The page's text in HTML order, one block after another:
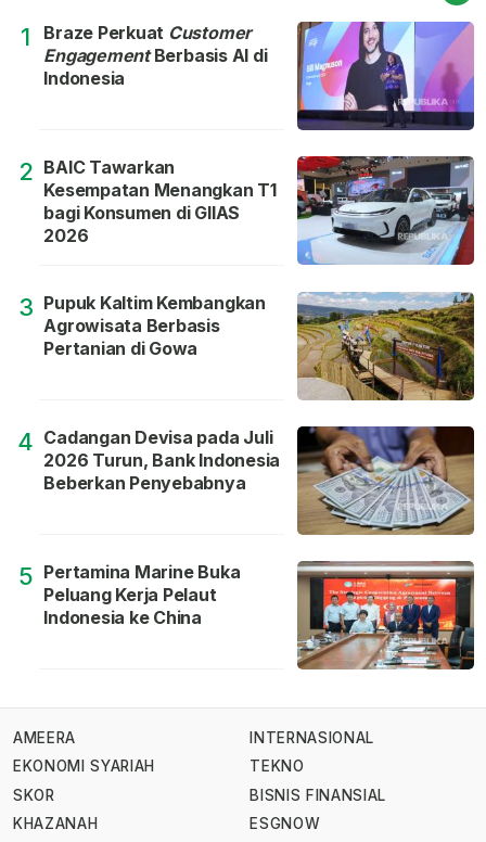
1 Braze Perkuat Customer
EngagementBerbasis AI di
Indonesia
2 BAIC Tawarkan
Kesempatan Menangkan T1
bagi Konsumen di GIIAS
2026
3 Pupuk Kaltim Kembangkan
Agrowisata Berbasis
Pertanian di Gowa
4 Cadangan Devisa pada Juli
2026 Turun, Bank Indonesia
Beberkan Penyebabnya
5 Pertamina Marine Buka
Peluang Kerja Pelaut
Indonesia ke China
AMEERA
EKONOMI SYARIAH
SKOR
KHAZANAH
INTERNASIONAL
TEKNO
BISNIS FINANSIAL
ESGNOW